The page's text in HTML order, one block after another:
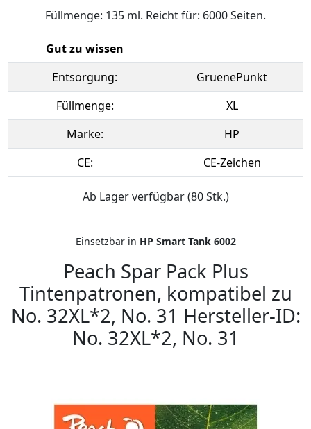
Füllmenge: 135 ml. Reicht für: 6000 Seiten.
Gut zu wissen
Entsorgung:
GruenePunkt
Füllmenge:
XL
Marke:
HP
CE:
CE-Zeichen
Ab Lager verfügbar (80 Stk.)
Einsetzbar in HP Smart Tank 6002
Peach Spar Pack Plus
Tintenpatronen, kompatibel zu
No. 32XL*2, No. 31 Hersteller-ID:
No. 32XL*2, No. 31